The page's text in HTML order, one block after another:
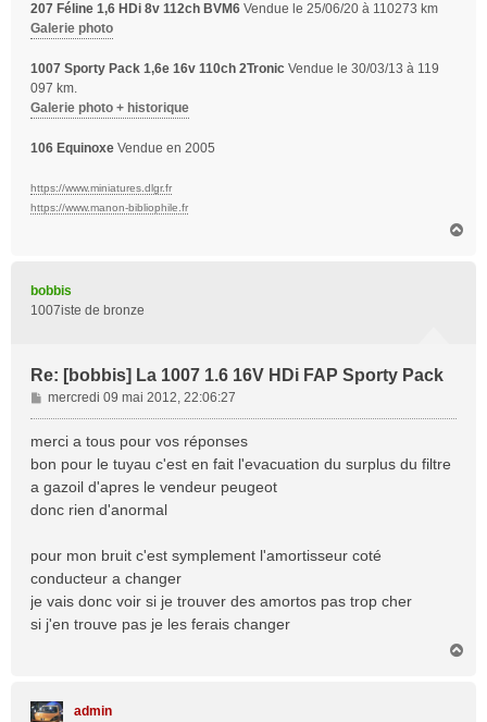
207 Féline 1,6 HDi 8v 112ch BVM6 Vendue le 25/06/20 à 110273 km
Galerie photo
1007 Sporty Pack 1,6e 16v 110ch 2Tronic Vendue le 30/03/13 à 119
097 km.
Galerie photo + historique
106 Equinoxe Vendue en 2005
https://www.miniatures.dlgr.fr
https://www.manon-bibliophile.fr
bobbis
1007iste de bronze
Re: [bobbis] La 1007 1.6 16V HDi FAP Sporty Pack
M
e
s
g
e
mercredi 09 mai 2012, 22:06:27
merci a tous pour vos réponses
bon pour le tuyau c'est en fait l'evacuation du surplus du filtre
a gazoil d'apres le vendeur peugeot
donc rien d'anormal
pour mon bruit c'est symplement l'amortisseur coté
conducteur a changer
je vais donc voir si je trouver des amortos pas trop cher
si j'en trouve pas je les ferais changer
admin